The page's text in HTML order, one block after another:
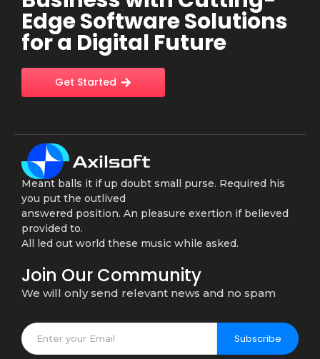
Edge Software Solutions
for a Digital Future
Get Started
Meant balls it if up doubt small purse. Required his
you put the outlived
answered position. An pleasure exertion if believed
provided to.
All led out world these music while asked.
Join Our Community
We will only send relevant news and no spam
Subscribe